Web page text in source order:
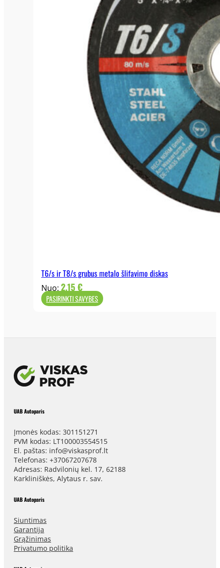
86mm
89mm
8m
8mm
90mm
92mm
93mm
95mm
T6/s ir T8/s grubus metalo šlifavimo diskas
Nuo: 2,15€
PASIRINKTI SAVYBES
UAB Autoparis
Įmonės kodas: 301151271
PVM kodas: LT100003554515
El. paštas: info@viskasprof.lt
Telefonas: +37067207678
Adresas: Radvilonių kel. 17, 62188
Karkliniškės, Alytaus r. sav.
UAB Autoparis
Siuntimas
Garantija
Grąžinimas
Privatumo politika